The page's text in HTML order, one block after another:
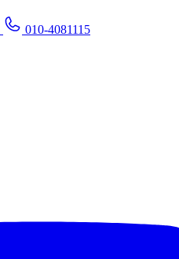
010-4081115